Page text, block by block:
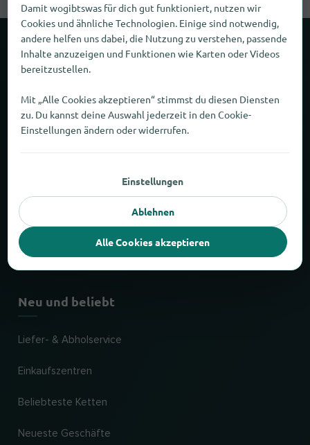
Über wogibtswas
Partner
Impressum
Datenschutz
AGB
Neu und beliebt
Liefer- & Abholservice
Einkaufszentren
Beliebteste Ketten
Neueste Geschäfte
Damit wogibtswas für dich gut funktioniert, nutzen wir
Cookies und ähnliche Technologien. Einige sind notwendig,
andere helfen uns dabei, die Nutzung zu verstehen, passende
Inhalte anzuzeigen und Funktionen wie Karten oder Videos
bereitzustellen.
Mit „Alle Cookies akzeptieren“ stimmst du diesen Diensten
zu. Du kannst deine Auswahl jederzeit in den Cookie-
Einstellungen ändern oder widerrufen.
Einstellungen
Ablehnen
Alle Cookies akzeptieren